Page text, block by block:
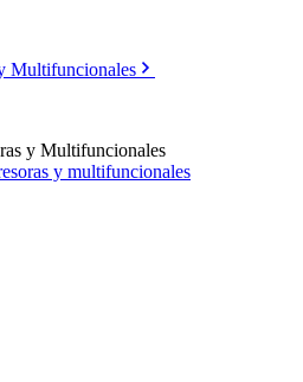
Multifuncionales
y Multifuncionales
y multifuncionales